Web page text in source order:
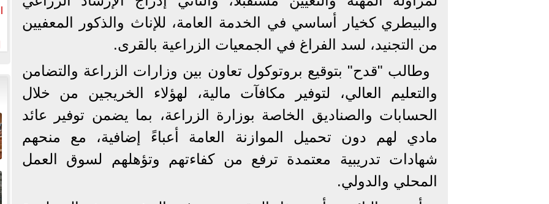
والبيطري كخيار أساسي في الخدمة العامة، للإناث والذكور المعفيين
من التجنيد، لسد الفراغ في الجمعيات الزراعية بالقرى.
وطالب "قدح" بتوقيع بروتوكول تعاون بين وزارات الزراعة والتضامن
والتعليم العالي، لتوفير مكافآت مالية، لهؤلاء الخريجين من خلال
الحسابات والصناديق الخاصة بوزارة الزراعة، بما يضمن توفير عائد
مادي لهم دون تحميل الموازنة العامة أعباءً إضافية، مع منحهم
شهادات تدريبية معتمدة ترفع من كفاءتهم وتؤهلهم لسوق العمل
المحلي والدولي.